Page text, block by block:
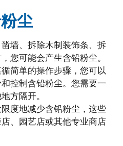
尘
墙、拆除木制装饰条、拆
您可能会产生含铅粉尘。
简单的操作步骤，您可以
控制含铅粉尘。您需要一
方隔开。
度地减少含铅粉尘，这些
、园艺店或其他专业商店